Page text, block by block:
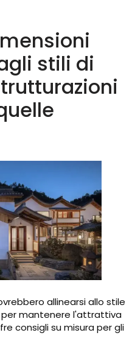
stili di
allinearsi allo stile
mantenere l'attrattiva
consigli su misura per gli